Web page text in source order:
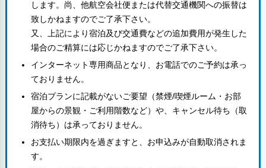
します。尚、他航空会社便または代替交通機関への振替は
致しかねますのでご了承下さい。
又、上記により宿泊及び交通費などの追加費用が発生した
場合のご精算には応じかねますのでご了承下さい。
インターネット専用商品となり、お電話でのご予約は承っ
ておりません。
宿泊プランに記載がないご要望（禁煙/喫煙ルーム・お部
屋からの景観・ご利用階数など）や、キャンセル待ち（取
消待ち）は承っておりません。
お支払い期限内を過ぎますと、お申込みが自動取消されま
す。